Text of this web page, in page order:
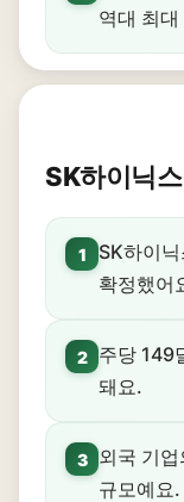
역대 최
SK하이닉
1
SK하이
확정했어
2
주당 149
돼요.
3
외국 기
규모예요.